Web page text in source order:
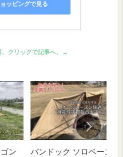
ッピングで見る
クリックで記事へ。→
ン
バンドック ソロベース